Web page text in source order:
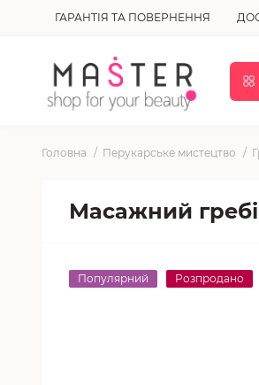
ГАРАНТІЯ ТА ПОВЕРНЕННЯ
Головна Перукарське мистецтво
Масажний
Популярний Розпродано